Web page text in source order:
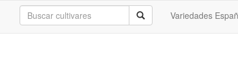
Variedades